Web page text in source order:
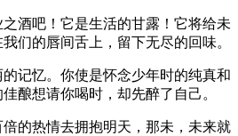
吧！它是生活的甘露！它将给未
们的唇间舌上，留下无尽的回味。
忆。你使是怀念少年时的纯真和
酿想请你喝时，却先醉了自己。
热情去拥抱明天，那未，未来就